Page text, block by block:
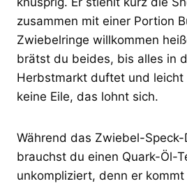
zusammen mit einer Portion
Zwiebelringe willkommen
brätst du beides, bis alles in
Herbstmarkt duftet und leicht
keine Eile, das lohnt sich.
Während das Zwiebel-
brauchst du einen Quark-Öl-
unkompliziert, denn er